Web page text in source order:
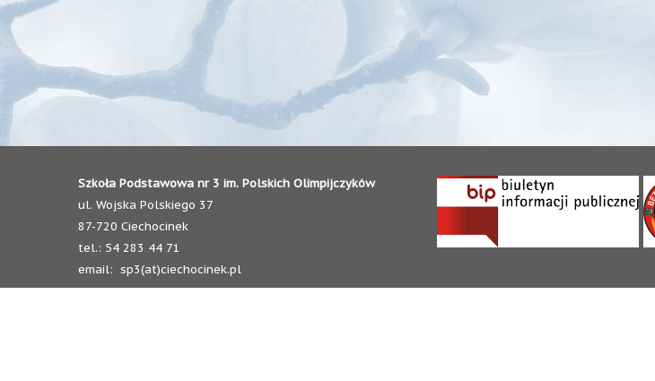
Szkoła Podstawowa nr 3 im. Polskich Olimpijczyków
ul. Wojska Polskiego 37
87-720 Ciechocinek
tel.: 54 283 44 71
email: sp3(at)ciechocinek.pl